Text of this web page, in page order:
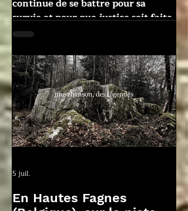
continue de se battre pour sa
survie et pour que justice soit faite.
Oleksandra Matviichuk, directrice
et prix Nobel de la paix, partage
depuis Kyiv sa vision et son
expérience
En Hautes Fagnes
5 juil.